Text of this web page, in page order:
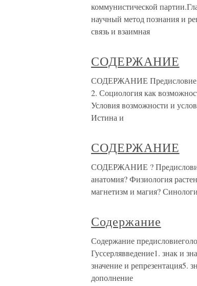
коммунистической
научный метод познания и
связь и взаимная
СОДЕРЖАНИЕ
СОДЕРЖАНИЕ Предисловие.
2. Социология как
Условия возможности и
Истина и
СОДЕРЖАНИЕ
СОДЕРЖАНИЕ ?
анатомия? Физиология
магнетизм и магия?
Содержание
Содержание
Гуссерлявведение1. знак и
значение и репрезентация5.
дополнение